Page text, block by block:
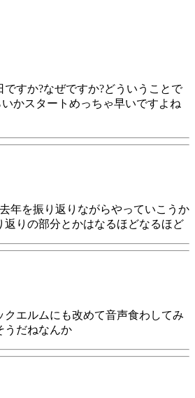
すか?なぜですか?どういうことで
かスタートめっちゃ早いですよね
年を振り返りながらやっていこうか
りの部分とかはなるほどなるほど
エルムにも改めて音声食わしてみ
うだねなんか